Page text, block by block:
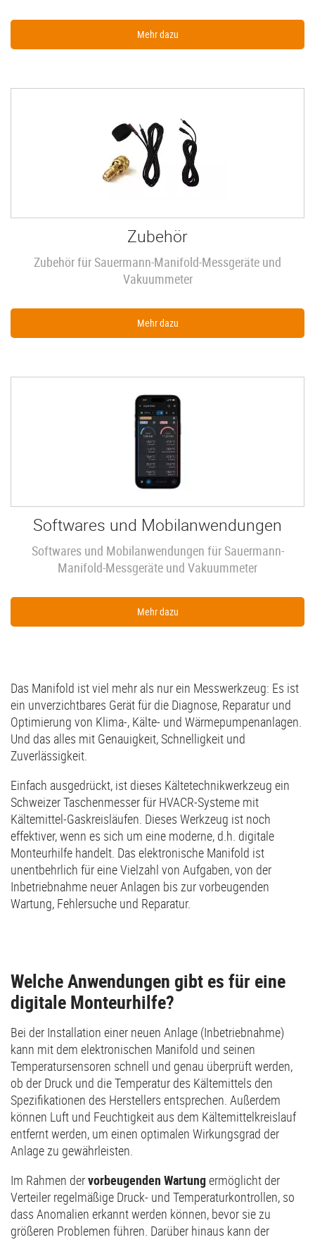
Mehr dazu
Zubehör
Zubehör für Sauermann-Manifold-Messgeräte und
Vakuummeter
Mehr dazu
Softwares und Mobilanwendungen
Softwares und Mobilanwendungen für Sauermann-
Manifold-Messgeräte und Vakuummeter
Mehr dazu
Das Manifold ist viel mehr als nur ein Messwerkzeug: Es ist
ein unverzichtbares Gerät für die Diagnose, Reparatur und
Optimierung von Klima-, Kälte- und Wärmepumpenanlagen.
Und das alles mit Genauigkeit, Schnelligkeit und
Zuverlässigkeit.
Einfach ausgedrückt, ist dieses Kältetechnikwerkzeug ein
Schweizer Taschenmesser für HVACR-Systeme mit
Kältemittel-Gaskreisläufen. Dieses Werkzeug ist noch
effektiver, wenn es sich um eine moderne, d.h. digitale
Monteurhilfe handelt. Das elektronische Manifold ist
unentbehrlich für eine Vielzahl von Aufgaben, von der
Inbetriebnahme neuer Anlagen bis zur vorbeugenden
Wartung, Fehlersuche und Reparatur.
Welche Anwendungen gibt es für eine
digitale Monteurhilfe?
Bei der Installation einer neuen Anlage (Inbetriebnahme)
kann mit dem elektronischen Manifold und seinen
Temperatursensoren schnell und genau überprüft werden,
ob der Druck und die Temperatur des Kältemittels den
Spezifikationen des Herstellers entsprechen. Außerdem
können Luft und Feuchtigkeit aus dem Kältemittelkreislauf
entfernt werden, um einen optimalen Wirkungsgrad der
Anlage zu gewährleisten.
Im Rahmen dervorbeugenden Wartungermöglicht der
Verteiler regelmäßige Druck- und Temperaturkontrollen, so
dass Anomalien erkannt werden können, bevor sie zu
größeren Problemen führen. Darüber hinaus kann der